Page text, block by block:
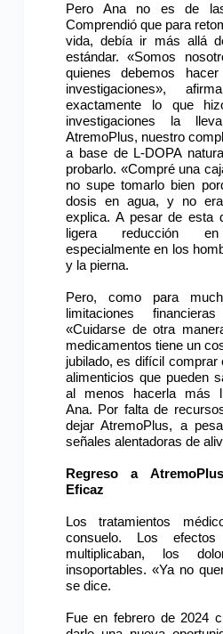
Pero Ana no es de
Comprendió que para
vida, debía ir más allá
estándar. «Somos
quienes debemos
investigaciones»,
exactamente lo que
investigaciones la
AtremoPlus, nuestro
a base de L-DOPA
probarlo. «Compré una
no supe tomarlo bien
dosis en agua, y no
explica. A pesar de esta
ligera reducción
especialmente en los
y la pierna.
Pero, como para
limitaciones
«Cuidarse de otra
medicamentos tiene un
jubilado, es difícil comprar
alimenticios que pueden
al menos hacerla más
Ana. Por falta de
dejar AtremoPlus, a
señales alentadoras de
Regreso a
Eficaz
Los tratamientos
consuelo. Los
multiplicaban, los
insoportables. «Ya no
se dice.
Fue en febrero de 2024